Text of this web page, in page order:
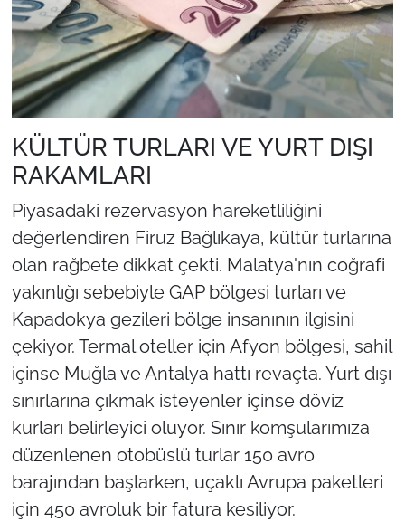
KÜLTÜR TURLARI VE YURT DIŞI
RAKAMLARI
Piyasadaki rezervasyon hareketliliğini
değerlendiren Firuz Bağlıkaya, kültür turlarına
olan rağbete dikkat çekti. Malatya'nın coğrafi
yakınlığı sebebiyle GAP bölgesi turları ve
Kapadokya gezileri bölge insanının ilgisini
çekiyor. Termal oteller için Afyon bölgesi, sahil
içinse Muğla ve Antalya hattı revaçta. Yurt dışı
sınırlarına çıkmak isteyenler içinse döviz
kurları belirleyici oluyor. Sınır komşularımıza
düzenlenen otobüslü turlar 150 avro
barajından başlarken, uçaklı Avrupa paketleri
için 450 avroluk bir fatura kesiliyor.